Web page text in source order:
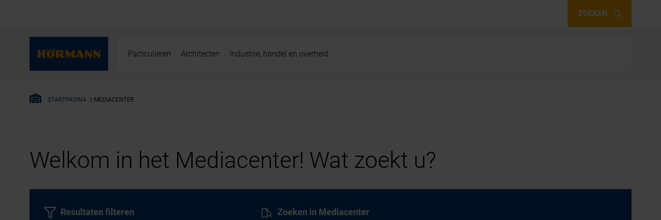
ZOEKEN
Particulieren Architecten Industrie, handel en overheid
STARTPAGINA MEDIACENTER
Welkom in het Mediacenter! Wat zoekt u?
Zoeken in Mediacenter
Resultaten filteren